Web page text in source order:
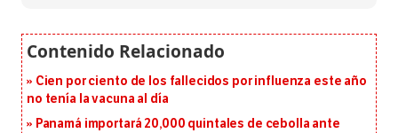
Cien por ciento de los fallecidos por influenza este año
no tenía la vacuna al día
Panamá importará 20,000 quintales de cebolla ante